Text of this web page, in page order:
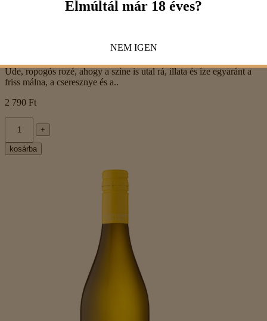
Recas – Wildflower rozé 2025
Üde, ropogós rozé, ahogy a színe is utal rá, illata és íze egyaránt a
friss málna, a cseresznye és a..
2 790 Ft
+
kosárba
Elmúltál már 18 éves?
NEM IGEN